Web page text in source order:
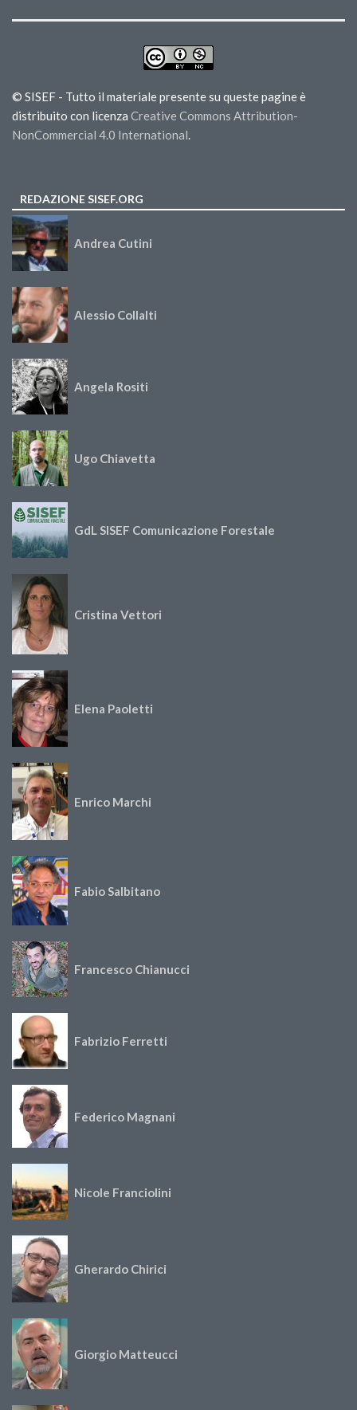
© SISEF - Tutto il materiale presente su queste pagine è
distribuito con licenza Creative Commons Attribution-
NonCommercial 4.0 International.
REDAZIONE SISEF.ORG
Andrea Cutini
Alessio Collalti
Angela Rositi
Ugo Chiavetta
GdL SISEF Comunicazione Forestale
Cristina Vettori
Elena Paoletti
Enrico Marchi
Fabio Salbitano
Francesco Chianucci
Fabrizio Ferretti
Federico Magnani
Nicole Franciolini
Gherardo Chirici
Giorgio Matteucci